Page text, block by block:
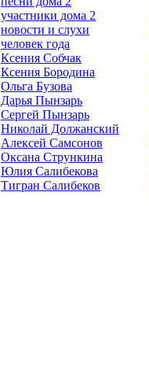
участники дома 2
новости и слухи
человек года
Ксения Собчак
Ксения Бородина
Ольга Бузова
Дарья Пынзарь
Сергей Пынзарь
Николай Должанский
Алексей Самсонов
Оксана Стрункина
Юлия Салибекова
Тигран Салибеков